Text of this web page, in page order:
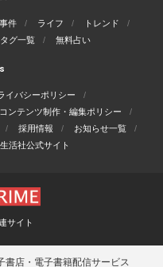
件 ライフ
トレンド
タグ一覧 無料占い
イバシーポリシー
コンテンツ制作・編集ポリシー
採用情報
お知らせ一覧
活社公式サイト
サイト
書店・電子書籍配信サービス